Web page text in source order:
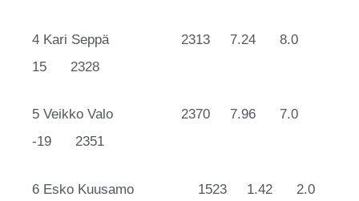
4 Kari Seppä 2313 7.24 8.0
15 2328
5 Veikko Valo 2370 7.96 7.0
-19 2351
6 Esko Kuusamo 1523 1.42 2.0